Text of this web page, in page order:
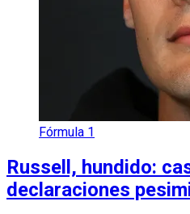
Fórmula 1
Russell, hundido:
declaraciones